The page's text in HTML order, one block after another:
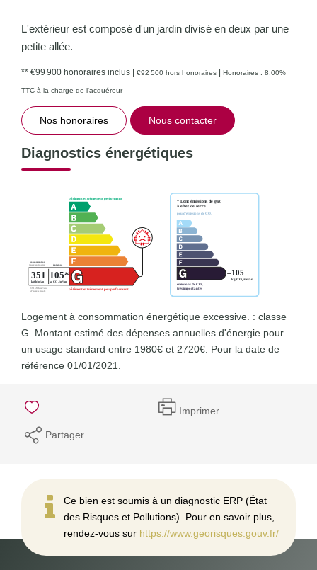
L'extérieur est composé d'un jardin divisé en deux par une
petite allée.
** €99 900 honoraires inclus | €92 500 hors honoraires | Honoraires : 8.00%
TTC à la charge de l'acquéreur
Nos honoraires Nous contacter
Diagnostics énergétiques
Logement à consommation énergétique excessive. : classe
G. Montant estimé des dépenses annuelles d'énergie pour
un usage standard entre 1980€ et 2720€. Pour la date de
référence 01/01/2021.
Imprimer
Partager
Ce bien est soumis à un diagnostic ERP (État
des Risques et Pollutions). Pour en savoir plus,
rendez-vous sur https://www.georisques.gouv.fr/